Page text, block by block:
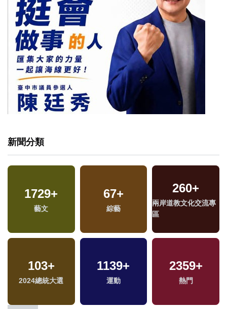
新聞分類
1729+
藝文
67+
綜藝
260+
兩岸道教文化交流專
區
103+
2024總統大選
1139+
運動
2359+
熱門